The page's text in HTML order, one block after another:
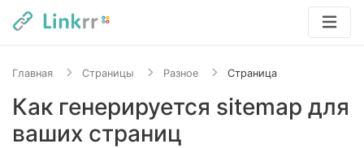
Главная Страницы Разное Страница
Как генерируется sitemap для
ваших страниц